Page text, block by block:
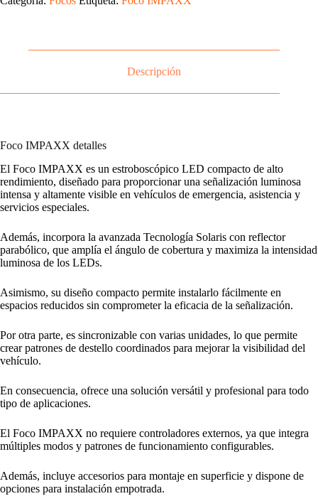
Descripción
Foco IMPAXX detalles
El Foco IMPAXX es un estroboscópico LED compacto de alto
rendimiento, diseñado para proporcionar una señalización luminosa
intensa y altamente visible en vehículos de emergencia, asistencia y
servicios especiales.
Además, incorpora la avanzada Tecnología Solaris con reflector
parabólico, que amplía el ángulo de cobertura y maximiza la intensidad
luminosa de los LEDs.
Asimismo, su diseño compacto permite instalarlo fácilmente en
espacios reducidos sin comprometer la eficacia de la señalización.
Por otra parte, es sincronizable con varias unidades, lo que permite
crear patrones de destello coordinados para mejorar la visibilidad del
vehículo.
En consecuencia, ofrece una solución versátil y profesional para todo
tipo de aplicaciones.
El Foco IMPAXX no requiere controladores externos, ya que integra
múltiples modos y patrones de funcionamiento configurables.
Además, incluye accesorios para montaje en superficie y dispone de
opciones para instalación empotrada.